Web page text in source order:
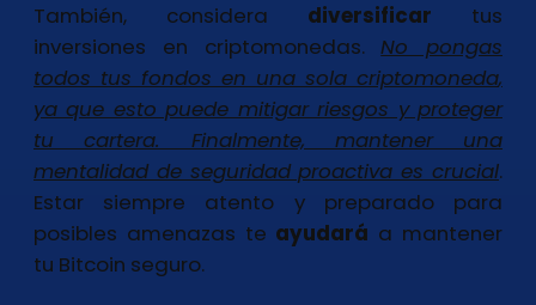
También, considera diversificar tus
inversiones en criptomonedas.No pongas
todos tus fondos en una sola criptomoneda,
ya que esto puede mitigar riesgos y proteger
tu cartera. Finalmente, mantener una
mentalidad de seguridad proactiva es crucial.
Estar siempre atento y preparado para
posibles amenazas te ayudará a mantener
tu Bitcoin seguro.